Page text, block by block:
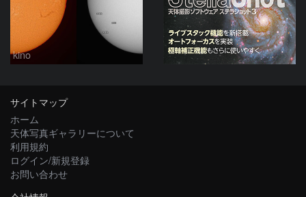
kino
サイトマップ
ホーム
天体写真ギャラリーについて
利用規約
ログイン/新規登録
お問い合わせ